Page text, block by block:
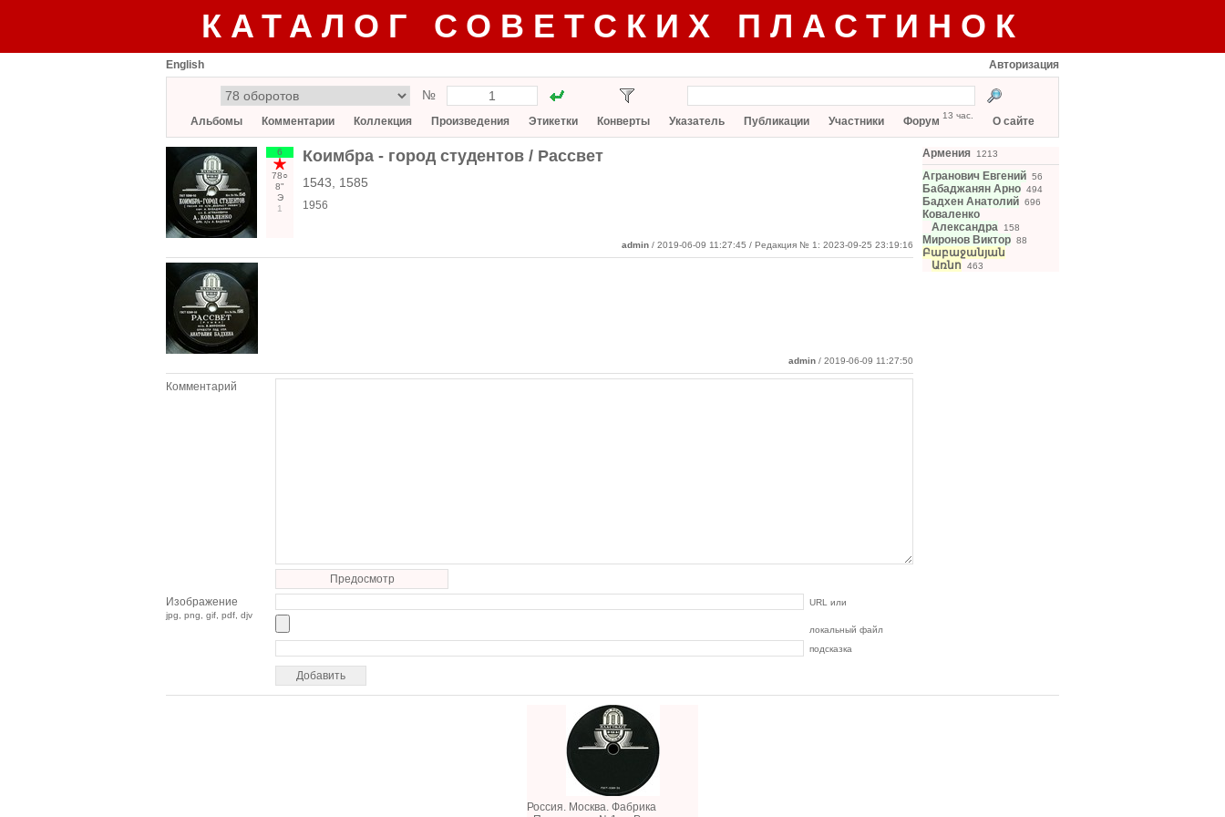
КАТАЛОГ СОВЕТСКИХ ПЛАСТИНОК
English Авторизация
№
Альбомы Комментарии Коллекция Произведения Этикетки Конверты Указатель Публикации Участники Форум 13 час. О сайте
6
78○
8"
Э
1
Коимбра - город студентов / Рассвет
1543, 1585
1956
admin / 2019-06-09 11:27:45 / Редакция № 1: 2023-09-25 23:19:16
admin / 2019-06-09 11:27:50
Комментарий
Предосмотр
Изображение
jpg, png, gif, pdf, djv
URL или
локальный файл
подсказка
Армения 1213
Агранович Евгений 56
Бабаджанян Арно 494
Бадхен Анатолий 696
Коваленко
Александра 158
Миронов Виктор 88
Բաբաջանյան
Առնո 463
Россия. Москва. Фабрика